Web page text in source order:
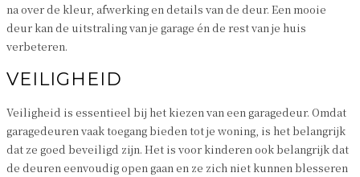
na over de kleur, afwerking en details van de deur. Een mooie
deur kan de uitstraling van je garage én de rest van je huis
verbeteren.
VEILIGHEID
Veiligheid is essentieel bij het kiezen van een garagedeur. Omdat
garagedeuren vaak toegang bieden tot je woning, is het belangrijk
dat ze goed beveiligd zijn. Het is voor kinderen ook belangrijk dat
de deuren eenvoudig open gaan en ze zich niet kunnen blesseren